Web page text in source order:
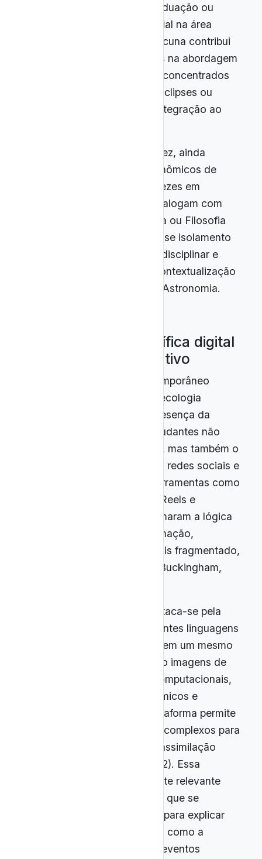
disciplinas específicas na graduação ou
receberam formação superficial na área
(Langhi; Nardi, 2012). Essa lacuna contribui
para insegurança e limitações na abordagem
dos conteúdos, que acabam concentrados
em eventos pontuais, como eclipses ou
datas comemorativas, sem integração ao
Os livros didáticos, por sua vez, ainda
apresentam conteúdos astronômicos de
forma fragmentada, muitas vezes em
capítulos isolados que não dialogam com
Geografia, História da Ciência ou Filosofia
(Oliveira; Carvalho, 2023). Esse isolamento
dificulta a compreensão interdisciplinar e
reduz as oportunidades de contextualização
social, cultural e histórica da Astronomia.
2.3 Divulgação científica digital
como recurso educativo
O cenário educacional contemporâneo
encontra-se imerso em uma ecologia
midiática marcada pela onipresença da
cultura digital, na qual os estudantes não
apenas consomem conteúdo, mas também o
produzem e compartilham em redes sociais e
plataformas de streaming. Ferramentas como
YouTube, TikTok, Instagram Reels e
podcasts científicos transformaram a lógica
tradicional de acesso à informação,
tornando o conhecimento mais fragmentado,
multimodal e sob demanda (Buckingham,
O YouTube, em especial, destaca-se pela
capacidade de integrar diferentes linguagens
— textual, visual e sonora — em um mesmo
recurso didático. Combinando imagens de
alta resolução, simulações computacionais,
animações, infográficos dinâmicos e
narrações envolventes, a plataforma permite
traduzir conceitos científicos complexos para
formatos atrativos e de fácil assimilação
(Albagli; Pereira; Maciel, 2022). Essa
característica é particularmente relevante
para o ensino da Astronomia, que se
beneficia de recursos visuais para explicar
fenômenos de grande escala, como a
formação de galáxias, ou de eventos